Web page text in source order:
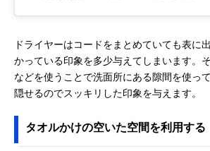
ドライヤーはコードをまとめていても表に
かっている印象を多少与えてしまいます。
などを使うことで洗面所にある隙間を使っ
隠せるのでスッキリした印象を与えます。
タオルかけの空いた空間を利用する